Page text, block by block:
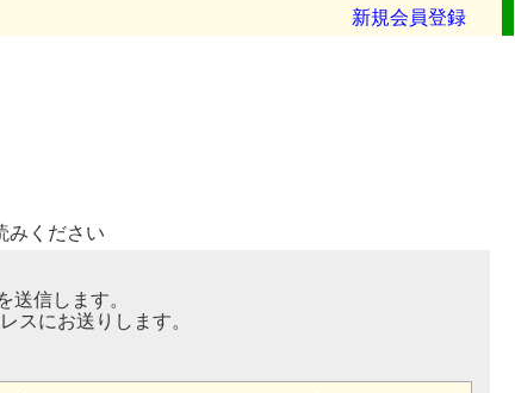
新規会員登録
みください
送信します。
スにお送りします。